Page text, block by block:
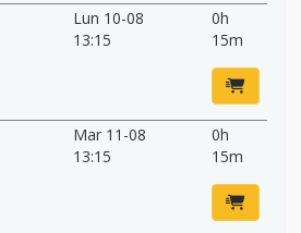
Lun 10-08
13:15
0h
15m
Mar 11-08
13:15
0h
15m